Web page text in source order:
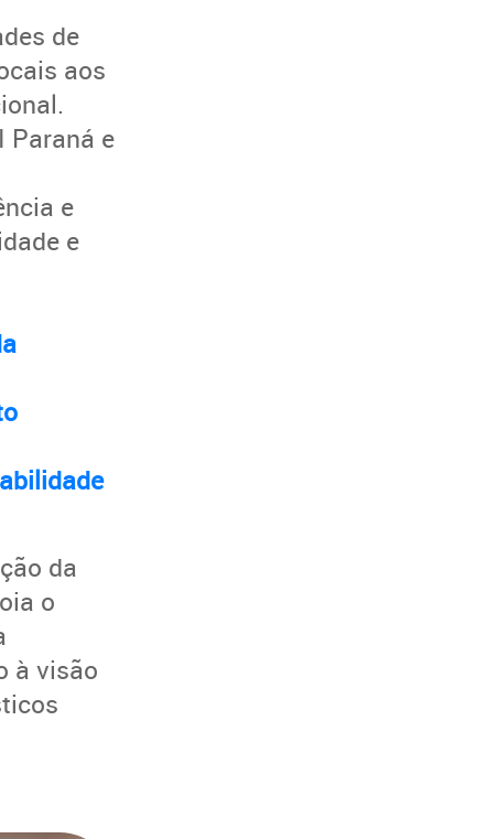
de
aos
Paraná e
e
e
da
o
à visão